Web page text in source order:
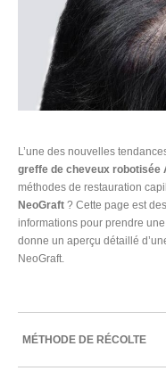
L’une des nouvelles
greffe de cheveux robotisée
méthodes de restauration
NeoGraft ? Cette page est
informations pour prendre
donne un aperçu détaillé
NeoGraft.
MÉTHODE DE RÉCOLTE